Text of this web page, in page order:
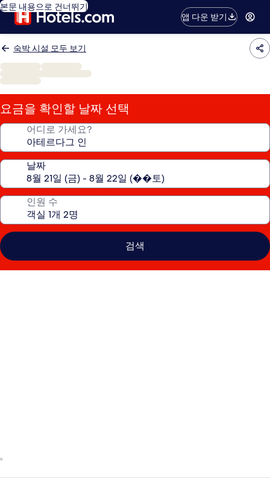
본문 내용으로 건너뛰기
앱 다운 받기
숙박 시설 모두 보기
요금을 확인할 날짜 선택
어디로 가세요?
날짜
인원 수
검색